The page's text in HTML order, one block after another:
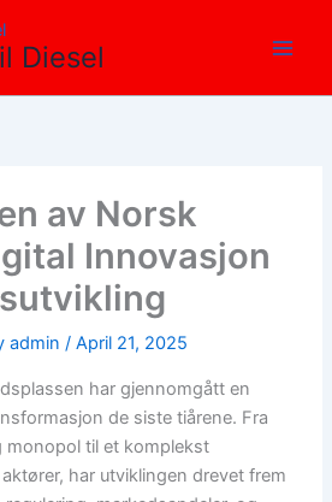
Diesel
av Norsk
Innovasjon
admin/April 21, 2025
har gjennomgått en
de siste tiårene. Fra
monopol til et komplekst
har utviklingen drevet frem